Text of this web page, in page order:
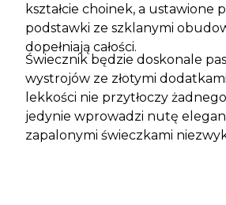
kształcie choinek, a ustawione
podstawki ze szklanymi
dopełniają całości.
Świecznik będzie doskonale
wystrojów ze złotymi
lekkości nie przytłoczy
jedynie wprowadzi nutę
zapalonymi świeczkami